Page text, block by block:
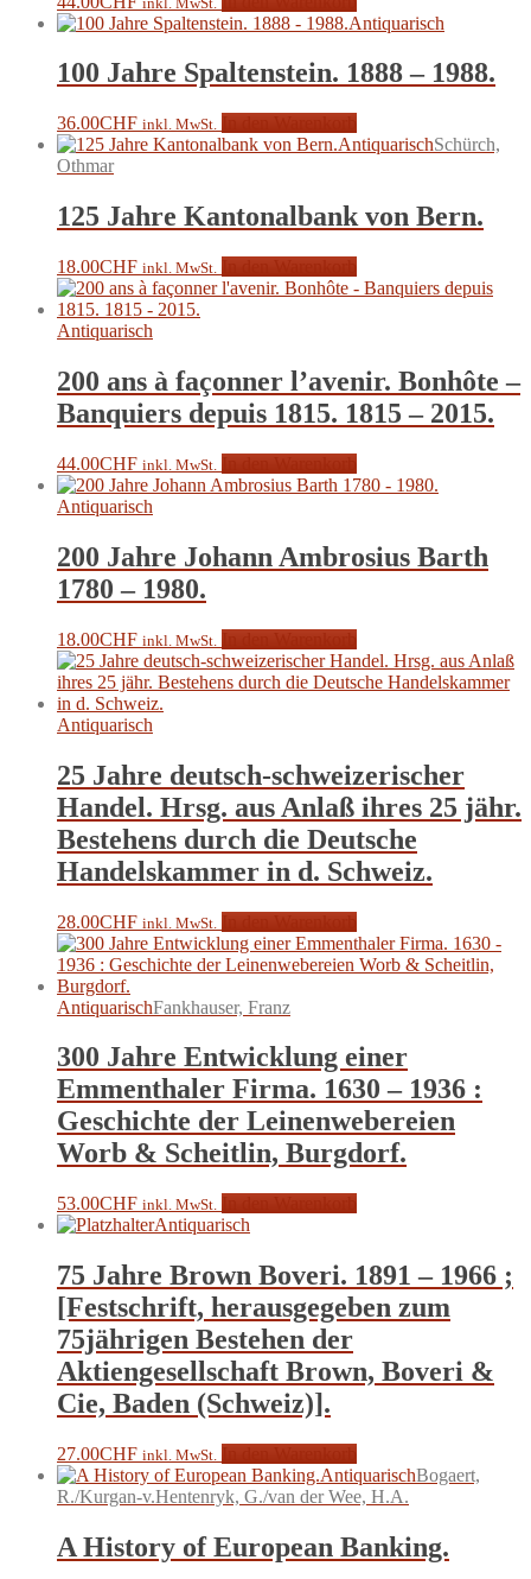
Antiquarisch
100 Jahre Spaltenstein. 1888 – 1988.
36.00CHF inkl. MwSt.
AntiquarischSchürch,
Othmar
125 Jahre Kantonalbank von Bern.
18.00CHF inkl. MwSt.
Antiquarisch
200 ans à façonner l’avenir. Bonhôte –
Banquiers depuis 1815. 1815 – 2015.
44.00CHF inkl. MwSt.
Antiquarisch
200 Jahre Johann Ambrosius Barth
1780 – 1980.
18.00CHF inkl. MwSt.
Antiquarisch
25 Jahre deutsch-schweizerischer
Handel. Hrsg. aus Anlaß ihres 25 jähr.
Bestehens durch die Deutsche
Handelskammer in d. Schweiz.
28.00CHF inkl. MwSt.
AntiquarischFankhauser, Franz
300 Jahre Entwicklung einer
Emmenthaler Firma. 1630 – 1936 :
Geschichte der Leinenwebereien
Worb & Scheitlin, Burgdorf.
53.00CHF inkl. MwSt.
Antiquarisch
75 Jahre Brown Boveri. 1891 – 1966 ;
[Festschrift, herausgegeben zum
75jährigen Bestehen der
Aktiengesellschaft Brown, Boveri &
Cie, Baden (Schweiz)].
27.00CHF inkl. MwSt.
AntiquarischBogaert,
R./Kurgan-v.Hentenryk, G./van der Wee, H.A.
A History of European Banking.